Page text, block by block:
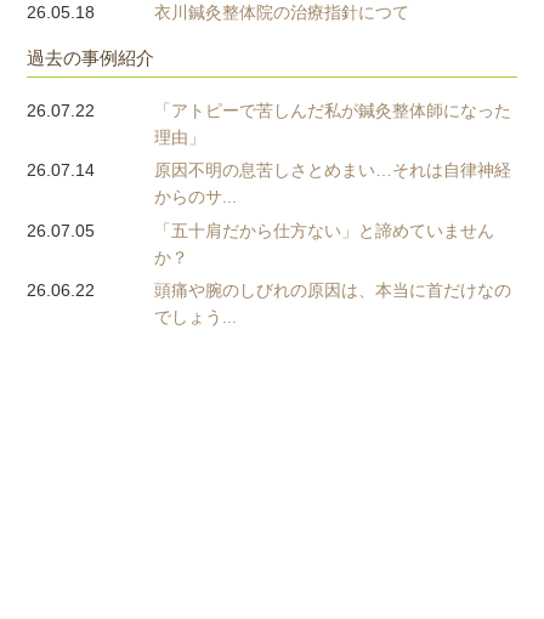
26.05.18
衣川鍼灸整体院の治療指針につて
過去の事例紹介
26.07.22
「アトピーで苦しんだ私が鍼灸整体師になった
理由」
26.07.14
原因不明の息苦しさとめまい…それは自律神経
からのサ...
26.07.05
「五十肩だから仕方ない」と諦めていません
か？
26.06.22
頭痛や腕のしびれの原因は、本当に首だけなの
でしょう...